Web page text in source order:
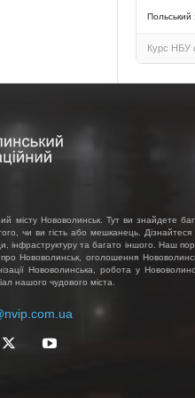
Польський
Курс НБУ
місту Нововолинськ. Тут ви знайдете
чи ви гість або мешканець. Дізнайтеся
інфраструктуру та багато іншого. Наш
Нововолинськ, оголошення
Нововолинська, робота у
нашого чудового міста.